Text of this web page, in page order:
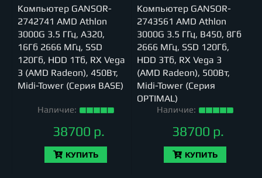
Компьютер GANSOR-
2742741 AMD Athlon
3000G 3.5 ГГц, A320,
16Гб 2666 МГц, SSD
120Гб, HDD 1Тб, RX Vega
3 (AMD Radeon), 450Вт,
Midi-Tower (Серия BASE)
Наличие:
38700 р.
КУПИТЬ
Компьютер GANSOR-
2743561 AMD Athlon
3000G 3.5 ГГц, B450, 8Гб
2666 МГц, SSD 120Гб,
HDD 3Тб, RX Vega 3
(AMD Radeon), 500Вт,
Midi-Tower (Серия
OPTIMAL)
Наличие:
38700 р.
КУПИТЬ